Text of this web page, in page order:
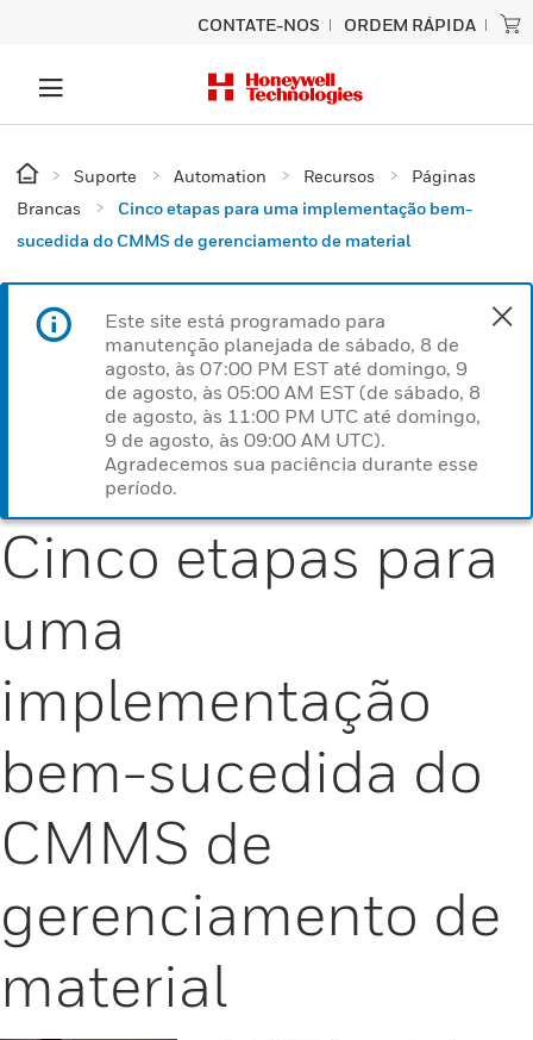
CONTATE-NOS ORDEM RÁPIDA
Suporte Automation Recursos
Páginas
Brancas
Cinco etapas para uma implementação bem-
sucedida do CMMS de gerenciamento de material
Este site está programado para
manutenção planejada de sábado, 8 de
agosto, às 07:00 PM EST até domingo, 9
de agosto, às 05:00 AM EST (de sábado, 8
de agosto, às 11:00 PM UTC até domingo,
9 de agosto, às 09:00 AM UTC).
Agradecemos sua paciência durante esse
período.
Cinco etapas para
uma
implementação
bem-sucedida do
CMMS de
gerenciamento de
material